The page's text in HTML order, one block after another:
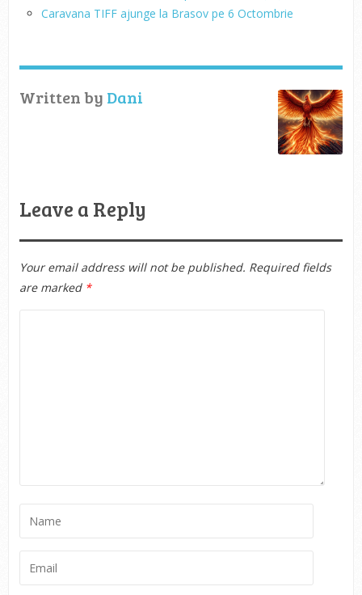
Caravana TIFF ajunge la Brasov pe 6 Octombrie
Written by Dani
Leave a Reply
Your email address will not be published. Required fields
are marked *